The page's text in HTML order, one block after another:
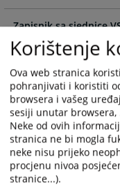
get
the
keyboard
shortcuts
for
changing
dates.
15.04.2026.
Zapisnik sa sjednice
godine
10.04.2026.
Zapisnik sa sjednice
2026. godine
18.02.2026.
Zapisnik sa sjednice
Korištenje
Ova web stranica
pohranjivati i koristiti
browsera i vašeg
sesiji unutar browsera,
Neke od ovih
stranica ne bi mogla
neke nisu prijeko
procjenu nivoa
stranice...).